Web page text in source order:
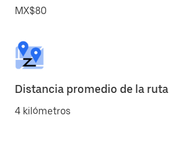
MX$80
Distancia promedio de la ruta
4 kilómetros